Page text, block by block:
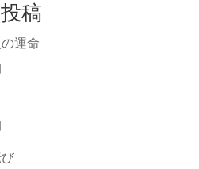
稿
運命